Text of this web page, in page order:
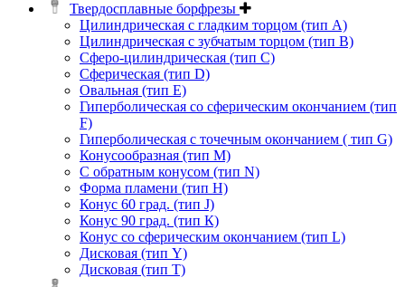
Твердосплавные борфрезы
Цилиндрическая с гладким торцом (тип А)
Цилиндрическая с зубчатым торцом (тип В)
Сферо-цилиндрическая (тип С)
Сферическая (тип D)
Овальная (тип Е)
Гиперболическая со сферическим окончанием (тип
F)
Гиперболическая с точечным окончанием ( тип G)
Конусообразная (тип М)
C обратным конусом (тип N)
Форма пламени (тип H)
Конус 60 град. (тип J)
Конус 90 град. (тип К)
Конус со сферическим окончанием (тип L)
Дисковая (тип Y)
Дисковая (тип Т)